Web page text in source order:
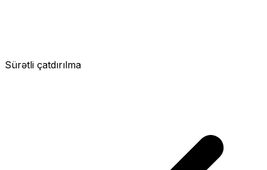
Sürətli çatdırılma